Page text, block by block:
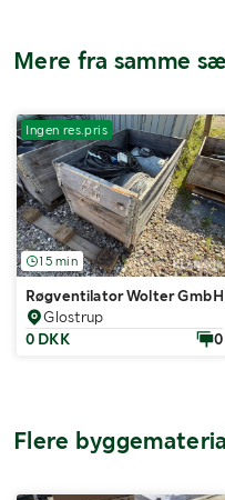
Mere fra samme
Ingen res.pris
15 min
Røgventilator Wolter
Glostrup
0 DKK
0
Flere